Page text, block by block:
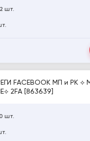
шт.
FACEBOOK МП и РК ⟡
2FA [863639]
шт.